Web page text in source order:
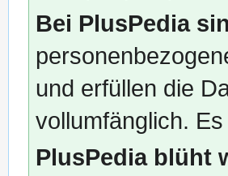
Bei PlusPedia
und erfüllen die
vollumfänglich.
PlusPedia blüht